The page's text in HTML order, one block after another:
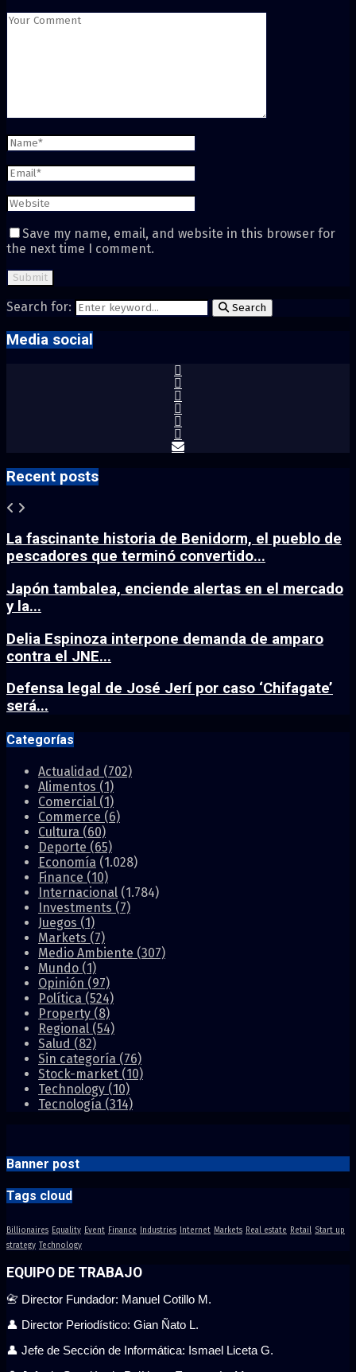
Save my name, email, and website in this browser for
the next time I comment.
Search for: Search
Media social
Recent posts
La fascinante historia de Benidorm, el pueblo de
pescadores que terminó convertido...
Japón tambalea, enciende alertas en el mercado
y la...
Delia Espinoza interpone demanda de amparo
contra el JNE...
Defensa legal de José Jerí por caso ‘Chifagate’
será...
Categorías
Actualidad (702)
Alimentos (1)
Comercial (1)
Commerce (6)
Cultura (60)
Deporte (65)
Economía (1.028)
Finance (10)
Internacional (1.784)
Investments (7)
Juegos (1)
Markets (7)
Medio Ambiente (307)
Mundo (1)
Opinión (97)
Política (524)
Property (8)
Regional (54)
Salud (82)
Sin categoría (76)
Stock-market (10)
Technology (10)
Tecnología (314)
Banner post
Tags cloud
Billionaires Equality Event Finance Industries Internet Markets Real estate Retail Start up
strategy Technology
EQUIPO DE TRABAJO
📇 Director Fundador: Manuel Cotillo M.
👤 Director Periodístico: Gian Ñato L.
👤 Jefe de Sección de Informática: Ismael Liceta G.